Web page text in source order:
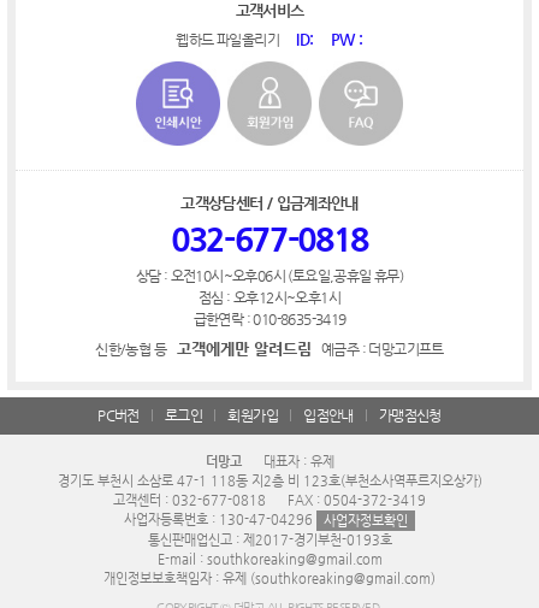
고객서비스
웹하드 파일올리기 ID: PW :
고객상담센터 / 입금계좌안내
032-677-0818
상담 : 오전10시~오후06시 (토요일,공휴일 휴무)
점심 : 오후12시~오후1시
급한연락 : 010-8635-3419
신한/농협 등 고객에게만 알려드림 예금주 : 더망고기프트
PC버전 로그인 회원가입 입점안내 가맹점신청
더망고
대표자 : 유제
경기도 부천시 소삼로 47-1 118동 지2층 비 123호(부천소사역푸르지오상가)
고객센터 : 032-677-0818
FAX : 0504-372-3419
사업자등록번호 : 130-47-04296
사업자정보확인
통신판매업신고 : 제2017-경기부천-0193호
E-mail : southkoreaking@gmail.com
개인정보보호책임자 : 유제 (southkoreaking@gmail.com)